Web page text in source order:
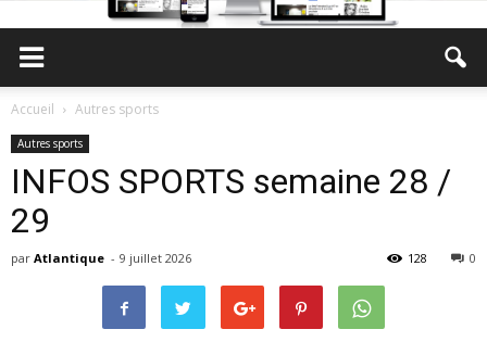
Accueil Autres sports
Autres sports
INFOS SPORTS semaine 28 /
29
par Atlantique - 9 juillet 2026 0
128